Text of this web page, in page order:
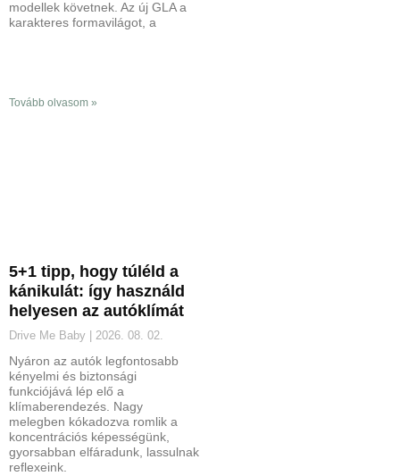
modellek követnek. Az új GLA a
karakteres formavilágot, a
Tovább olvasom »
5+1 tipp, hogy túléld a
kánikulát: így használd
helyesen az autóklímát
Drive Me Baby 2026. 08. 02.
Nyáron az autók legfontosabb
kényelmi és biztonsági
funkciójává lép elő a
klímaberendezés. Nagy
melegben kókadozva romlik a
koncentrációs képességünk,
gyorsabban elfáradunk, lassulnak
reflexeink.